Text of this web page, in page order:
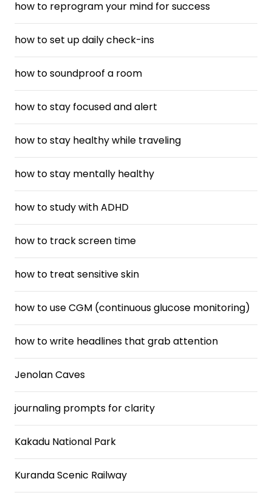
how to reprogram your mind for success
how to set up daily check-ins
how to soundproof a room
how to stay focused and alert
how to stay healthy while traveling
how to stay mentally healthy
how to study with ADHD
how to track screen time
how to treat sensitive skin
how to use CGM (continuous glucose monitoring)
how to write headlines that grab attention
Jenolan Caves
journaling prompts for clarity
Kakadu National Park
Kuranda Scenic Railway